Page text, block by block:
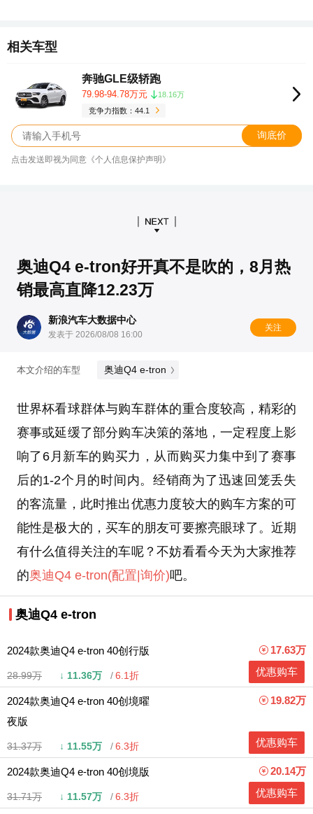
相关车型
奔驰GLE级轿跑
79.98-94.78万元
18.16万
竞争力指数：44.1
询底价
点击发送即视为同意《个人信息保护声明》
奥迪Q4 e-tron好开真不是吹的，8月热
销最高直降12.23万
新浪汽车大数据中心
发表于 2026/08/08 16:00
关注
本文介绍的车型 奥迪Q4 e-tron
世界杯看球群体与购车群体的重合度较高，精彩的
赛事或延缓了部分购车决策的落地，一定程度上影
响了6月新车的购买力，从而购买力集中到了赛事
后的1-2个月的时间内。经销商为了迅速回笼丢失
的客流量，此时推出优惠力度较大的购车方案的可
能性是极大的，买车的朋友可要擦亮眼球了。近期
有什么值得关注的车呢？不妨看看今天为大家推荐
的奥迪Q4 e-tron(配置 |询价)吧。
奥迪Q4 e-tron
2024款奥迪Q4 e-tron 40创行版
28.99万 ↓ 11.36万 6.1折
17.63万
优惠购车
2024款奥迪Q4 e-tron 40创境曜
夜版
31.37万 ↓ 11.55万 6.3折
19.82万
优惠购车
2024款奥迪Q4 e-tron 40创境版
31.71万 ↓ 11.57万 6.3折
20.14万
优惠购车